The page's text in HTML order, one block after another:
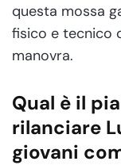
questa mossa
fisico e tecnico
manovra.
Qual è il
rilanciare
giovani